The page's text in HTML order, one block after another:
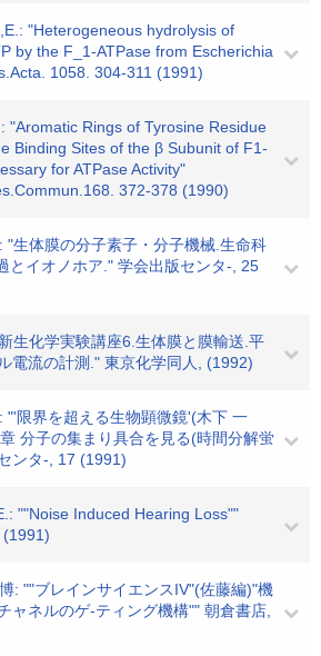
"Heterogeneous hydrolysis of
by the F_1-ATPase from Escherichia
1058. 304-311 (1991)
"Aromatic Rings of Tyrosine Residue
Binding Sites of the β Subunit of F1-
for ATPase Activity"
372-378 (1990)
"生体膜の分子素子・分子機械.生命科
とイオノホア." 学会出版センタ-, 25
生化学実験講座6.生体膜と膜輸送.平
電流の計測." 東京化学同人, (1992)
"'限界を超える生物顕微鏡'(木下 一
分子の集まり具合を見る(時間分解蛍
ンタ-, 17 (1991)
""Noise Induced Hearing Loss""
(1991)
: ""ブレインサイエンスIV"(佐藤編)"機
ャネルのゲ-ティング機構"" 朝倉書店,